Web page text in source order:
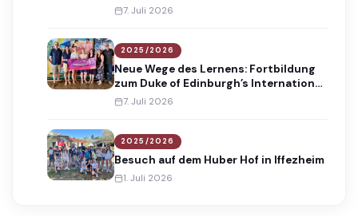
7. Juli 2026
2025/2026
Neue Wege des Lernens: Fortbildung
zum Duke of Edinburgh’s International
Award
7. Juli 2026
2025/2026
Besuch auf dem Huber Hof in Iffezheim
1. Juli 2026